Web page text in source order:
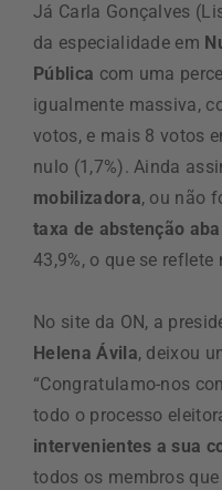
Já Carla Gonçalves
da especialidade em
Pública com uma
igualmente massiva,
votos, e mais 8 votos
nulo (1,7%). Ainda
mobilizadora, ou não
taxa de abstenção
43,9%, o que se
No site da ON, a
Helena Ávila, deixou
“Congratulamo-nos
todo o processo
intervenientes a sua
todos os membros